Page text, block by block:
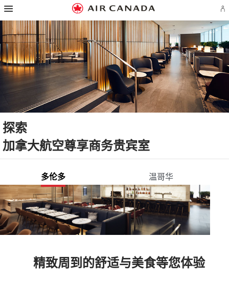
跳
主
页
跳
主
导
航
跳
内
容
跳
搜
索
栏
跳
页
脚
链
接
跳
网
页
指
南
跳
联
系
我
们
登
录
或
建
户
探索
加拿大航空尊享商务贵宾室
多伦多 温哥华
多
伦
多
多
伦
多
精致周到的舒适与美食等您体验